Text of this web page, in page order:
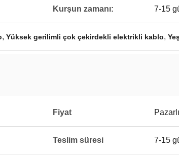
Kurşun zamanı: 7-15
, Yüksek gerilimli çok çekirdekli elektrikli kablo,
Fiyat
Teslim süresi 7-15